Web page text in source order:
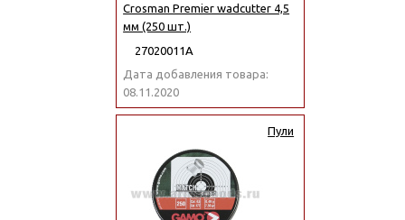
Crosman Premier wadcutter 4,5
мм (250 шт.)
27020011А
Дата добавления товара:
08.11.2020
Пули